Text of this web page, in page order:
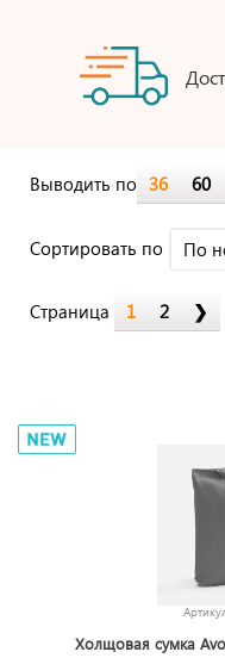
Выводить по 36 60
Cортировать по По
Страница 1 2 ❯
Холщовая сумка